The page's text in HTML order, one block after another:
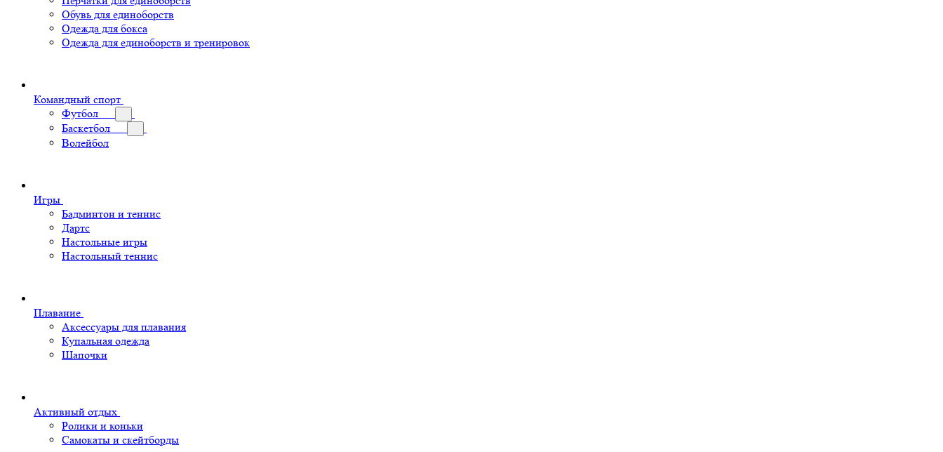
Обувь для единоборств
Одежда для бокса
Одежда для единоборств и тренировок
Командный спорт
Футбол
Баскетбол
Волейбол
Игры
Бадминтон и теннис
Дартс
Настольные игры
Настольный теннис
Плавание
Аксессуары для плавания
Купальная одежда
Шапочки
Активный отдых
Ролики и коньки
Самокаты и скейтборды